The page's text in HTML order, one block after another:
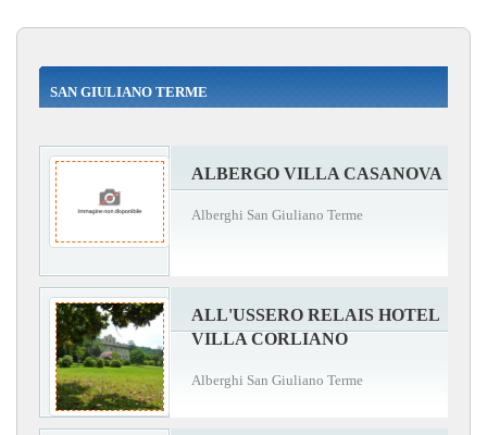
SAN GIULIANO TERME
ALBERGO VILLA CASANOVA
Alberghi San Giuliano Terme
ALL'USSERO RELAIS HOTEL
VILLA CORLIANO
Alberghi San Giuliano Terme